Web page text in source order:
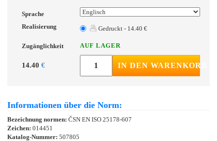
Sprache
Realisierung
Gedruckt - 14.40 €
Zugänglichkeit AUF LAGER
14.40 € IN DEN WARENKORB
Informationen über die Norm:
Bezeichnung normen: ČSN EN ISO 25178-607
Zeichen: 014451
Katalog-Nummer: 507805